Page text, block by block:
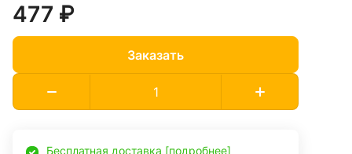
477 ₽
Заказать
Бесплатная доставка [подробнее]